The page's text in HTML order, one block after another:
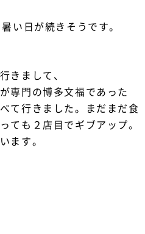
い日が続きそうです。
きまして、
専門の博多文福であった
て行きました。まだまだ食
ても２店目でギブアップ。
ます。